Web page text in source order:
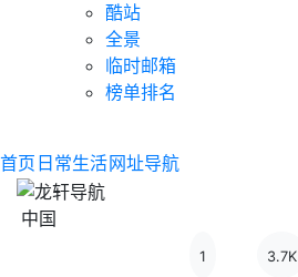
酷站
全景
临时邮箱
榜单排名
首页 日常生活网址导航
中国
1 3.7K